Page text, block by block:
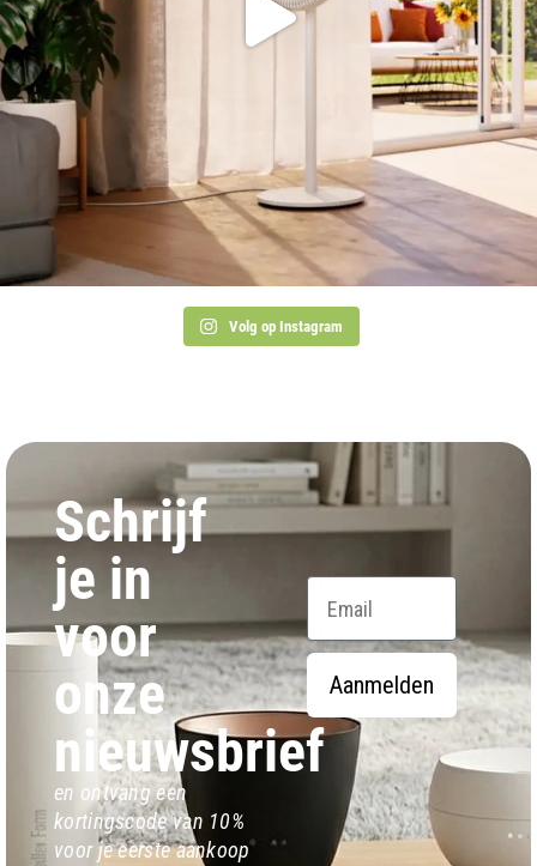
Volg op Instagram
Schrijf
je in
voor
onze
nieuwsbrief
en ontvang een
kortingscode van 10%
voor je eerste aankoop
Email
Aanmelden